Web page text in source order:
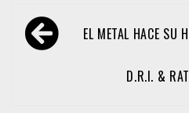
Navegación
de EL METAL HACE SU
D.R.I. &